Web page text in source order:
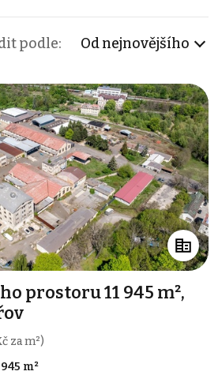
podle: Od nejnovějšího
prostoru 11 945 m²,
za m²)
945 m²